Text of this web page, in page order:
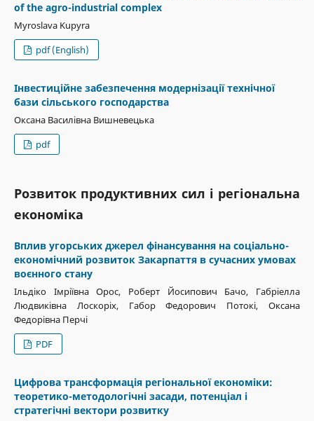
of the agro-industrial complex
Myroslava Kupyra
pdf (English)
Інвестиційне забезпечення модернізації технічної
бази сільського господарства
Оксана Василівна Вишневецька
pdf
Розвиток продуктивних сил і регіональна
економіка
Вплив угорських джерел фінансування на соціально-
економічний розвиток Закарпаття в сучасних умовах
воєнного стану
Ільдіко Імріївна Орос, Роберт Йосипович Бачо, Габріелла
Людвиківна Лоскоріх, Габор Федорович Потокі, Оксана
Федорівна Перчі
PDF
Цифрова трансформація регіональної економіки:
теоретико-методологічні засади, потенціал і
стратегічні вектори розвитку